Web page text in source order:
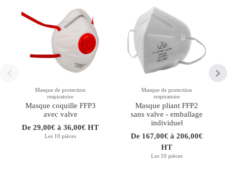
Masque de protection
respiratoire
Masque coquille FFP3
avec valve
De 29,00€ à 36,00€ HT
Les 10 pièces
Masque de protection
respiratoire
Masque pliant FFP2
sans valve - emballage
individuel
De 167,00€ à 206,00€
HT
Les 10 pièces